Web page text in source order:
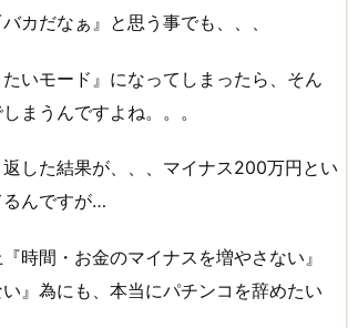
カだなぁ』と思う事でも、、、
たいモード』になってしまったら、そん
まうんですよね。。。
した結果が、、、マイナス200万円とい
るんですが…
時間・お金のマイナスを増やさない』
い』為にも、本当にパチンコを辞めたい